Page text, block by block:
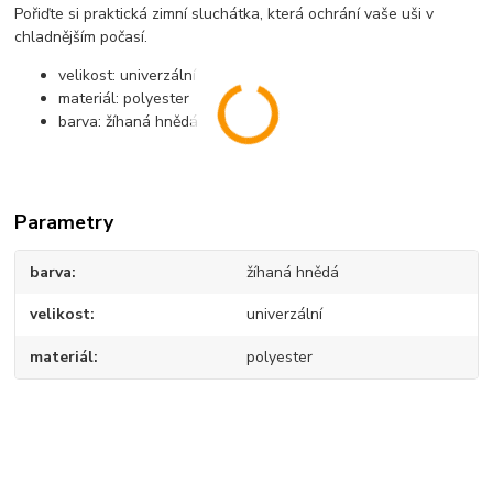
Pořiďte si praktická zimní sluchátka, která ochrání vaše uši v
chladnějším počasí.
velikost: univerzální
materiál: polyester
barva: žíhaná hnědá
Parametry
barva žíhaná hnědá
velikost univerzální
materiál polyester